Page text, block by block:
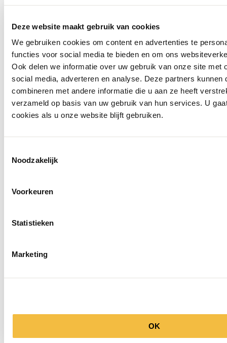
Deze website maakt gebruik van cookies
We gebruiken cookies om content en advertenties te
functies voor social media te bieden en om ons
Ook delen we informatie over uw gebruik van onze site met
social media, adverteren en analyse. Deze partners kunnen
combineren met andere informatie die u aan ze heeft
verzameld op basis van uw gebruik van hun services. U
cookies als u onze website blijft gebruiken.
Noodzakelijk
Voorkeuren
Statistieken
Marketing
OK
Blouse Tylera